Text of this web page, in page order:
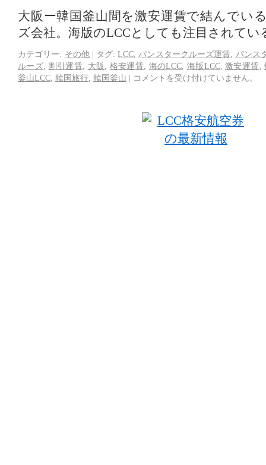
大阪ー韓国釜山間を激安運賃で結んでい
ズ会社。海版のLCCとしても注目されてい
カテゴリー: その他 | タグ: LCC パンスタークルーズ運賃
パンス
ルーズ 割引運賃 大阪 格安運賃 海のLCC 海版LCC, 激安運賃
釜山LCC 韓国旅行 韓国釜山 | コメントを受け付けていません。